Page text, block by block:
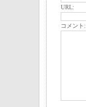
URL:
コメント: